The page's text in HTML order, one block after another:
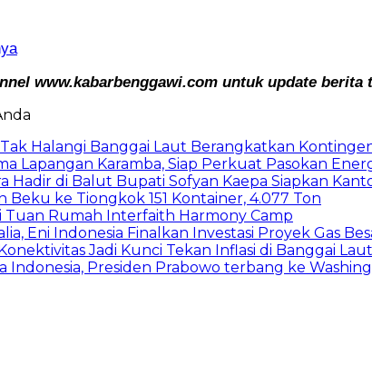
www.kabarbenggawi.com untuk update berita
Tak Halangi Banggai Laut Berangkatkan
Lapangan Karamba, Siap Perkuat Pasokan
Hadir di Balut Bupati Sofyan Kaepa Siapkan
ke Tiongkok 151 Kontainer, 4.077 Ton
Tuan Rumah Interfaith Harmony Camp
Eni Indonesia Finalkan Investasi Proyek Gas
Jadi Kunci Tekan Inflasi di Banggai Laut
Indonesia, Presiden Prabowo terbang ke